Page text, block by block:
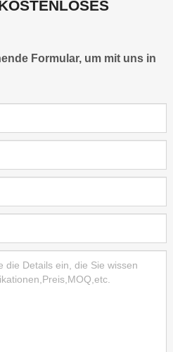
Formular, um mit uns in